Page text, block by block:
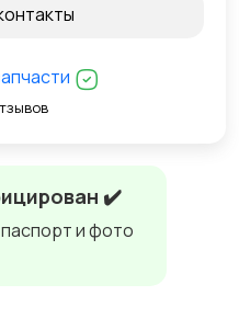
✔️
и фото